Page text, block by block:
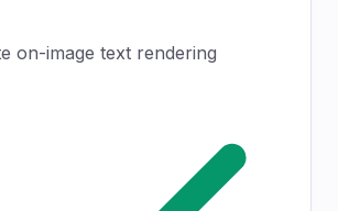
on-image text rendering